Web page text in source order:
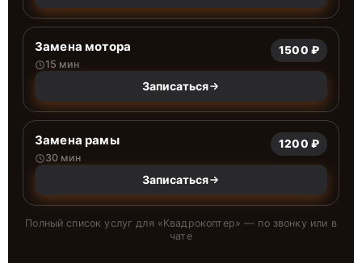
Замена мотора
15 мин
1500 ₽
Записаться
Замена рамы
30 мин
1200 ₽
Записаться
Полный список услуг для «Квадрокоптер» — по звонку или в
чате